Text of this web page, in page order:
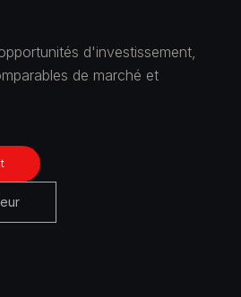
d'investissement,
de marché et